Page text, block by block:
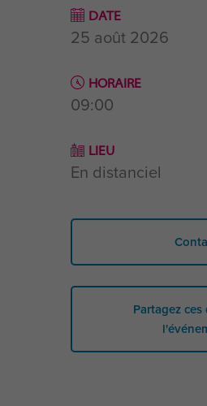
DATE
25 août 2026
HORAIRE
09:00
LIEU
En distanciel
Partagez